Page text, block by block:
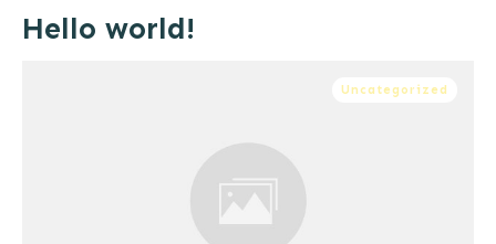
Hello world!
Uncategorized